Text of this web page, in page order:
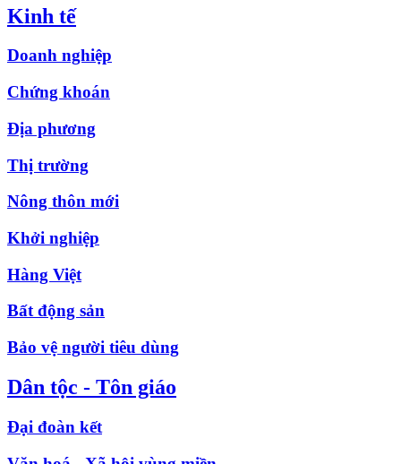
Kinh tế
Doanh nghiệp
Chứng khoán
Địa phương
Thị trường
Nông thôn mới
Khởi nghiệp
Hàng Việt
Bất động sản
Bảo vệ người tiêu dùng
Dân tộc - Tôn giáo
Đại đoàn kết